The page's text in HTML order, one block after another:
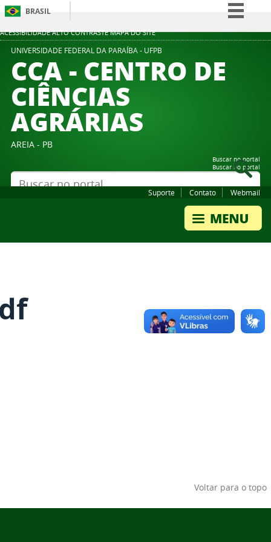
ACESSIBILIDADE ALTO CONTRASTE MAPA DO SITE
BRASIL
Simplifique!
Participe
UNIVERSIDADE FEDERAL DA PARAÍBA - UFPB
CCA - CENTRO DE
CIÊNCIAS
AGRÁRIAS
AREIA - PB
Buscar no portal
Buscar no portal
Suporte Contato Webmail
Voltar para o topo